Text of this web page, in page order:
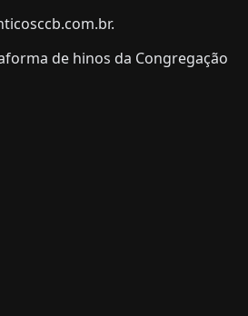
de hinos da Congregação